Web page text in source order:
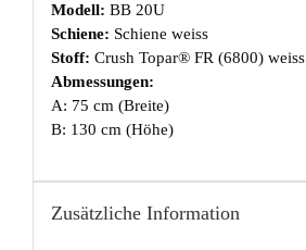
Modell: BB 20U
Schiene: Schiene weiss
Stoff: Crush Topar® FR (6800) weiss
Abmessungen:
A: 75 cm (Breite)
B: 130 cm (Höhe)
Zusätzliche Information